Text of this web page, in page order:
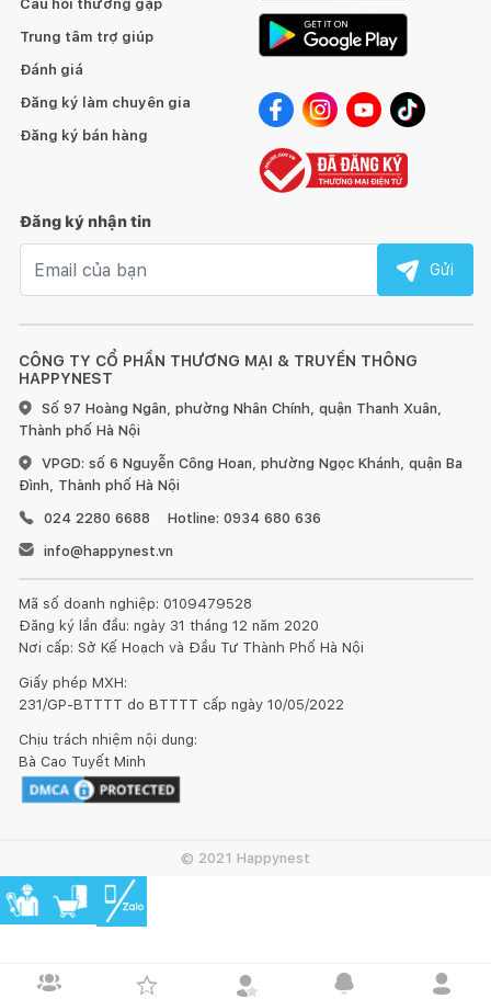
CÔNG TY CỔ PHẦN THƯƠNG MẠI & TRUYỀN THÔNG
HAPPYNEST
Số 97 Hoàng Ngân, phường Nhân Chính, quận Thanh Xuân,
Thành phố Hà Nội
VPGD: số 6 Nguyễn Công Hoan, phường Ngọc Khánh, quận Ba
Đình, Thành phố Hà Nội
024 2280 6688
Hotline: 0934 680 636
info@happynest.vn
Mã số doanh nghiệp: 0109479528
Đăng ký lần đầu: ngày 31 tháng 12 năm 2020
Nơi cấp: Sở Kế Hoạch và Đầu Tư Thành Phố Hà Nội
Giấy phép MXH:
231/GP-BTTTT do BTTTT cấp ngày 10/05/2022
Chịu trách nhiệm nội dung:
Bà Cao Tuyết Minh
Câu hỏi thường gặp
Trung tâm trợ giúp
Đánh giá
Đăng ký làm chuyên gia
Đăng ký bán hàng
Đăng ký nhận tin
Gửi
© 2021 Happynest